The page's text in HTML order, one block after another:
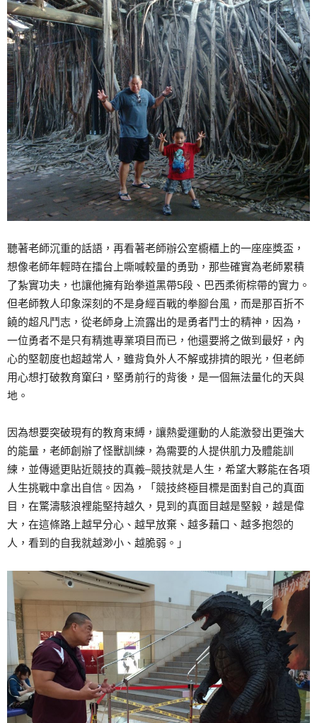
聽著老師沉重的話語，再看著老師辦公室櫥櫃上的一座座獎盃，
想像老師年輕時在擂台上嘶喊較量的勇勁，那些確實為老師累積
了紮實功夫，也讓他擁有跆拳道黑帶5段、巴西柔術棕帶的實力。
但老師教人印象深刻的不是身經百戰的拳腳台風，而是那百折不
饒的超凡鬥志，從老師身上流露出的是勇者鬥士的精神，因為，
一位勇者不是只有精進專業項目而已，他還要將之做到最好，內
心的堅韌度也超越常人，雖背負外人不解或排擠的眼光，但老師
用心想打破教育窠臼，堅勇前行的背後，是一個無法量化的天與
地。
因為想要突破現有的教育束縛，讓熱愛運動的人能激發出更強大
的能量，老師創辦了怪獸訓練，為需要的人提供肌力及體能訓
練，並傳遞更貼近競技的真義–競技就是人生，希望大夥能在各項
人生挑戰中拿出自信。因為，「競技終極目標是面對自己的真面
目，在驚濤駭浪裡能堅持越久，見到的真面目越是堅毅，越是偉
大，在這條路上越早分心、越早放棄、越多藉口、越多抱怨的
人，看到的自我就越渺小、越脆弱。」